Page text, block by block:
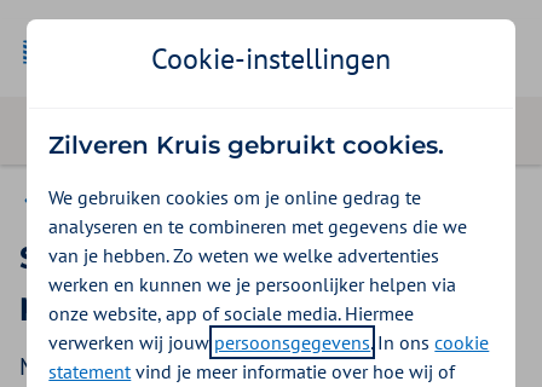
Goede voorbeelden
Sneller terecht bij de
polikliniek
Met de introductie van Fast Pass in het
Cookie-instellingen
Zilveren Kruis gebruikt cookies.
We gebruiken cookies om je online gedrag te
analyseren en te combineren met gegevens die we
van je hebben. Zo weten we welke advertenties
werken en kunnen we je persoonlijker helpen via
onze website, app of sociale media. Hiermee
verwerken wij jouw persoonsgegevens. In onscookie
statementvind je meer informatie over hoe wij of